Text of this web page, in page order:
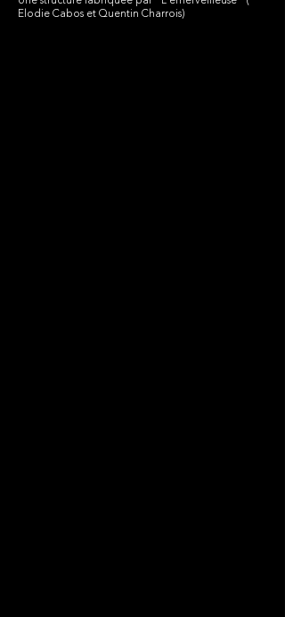
Elodie Cabos et Quentin Charrois)